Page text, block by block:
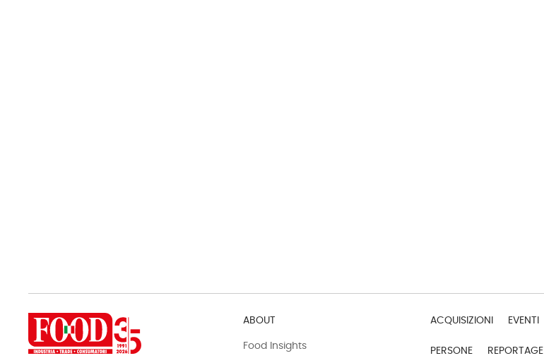
ABOUT
Food Insights
ACQUISIZIONI EVENTI
PERSONE REPORTAGE